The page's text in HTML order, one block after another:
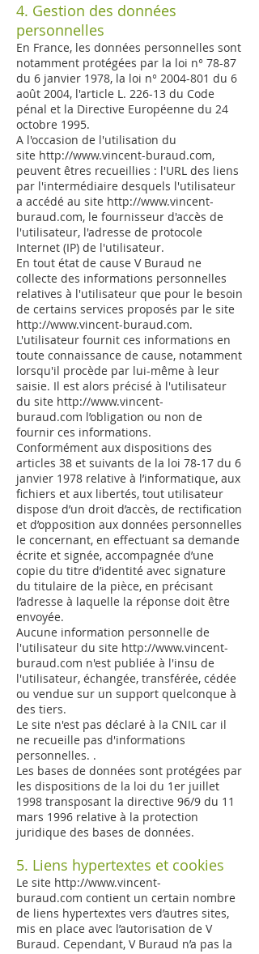
4. Gestion des données
personnelles
En France, les données personnelles sont
notamment protégées par la loi n° 78-87
du 6 janvier 1978, la loi n° 2004-801 du 6
août 2004, l'article L. 226-13 du Code
pénal et la Directive Européenne du 24
octobre 1995.
A l'occasion de l'utilisation du
site http://www.vincent-buraud.com,
peuvent êtres recueillies : l'URL des liens
par l'intermédiaire desquels l'utilisateur
a accédé au site http://www.vincent-
buraud.com, le fournisseur d'accès de
l'utilisateur, l'adresse de protocole
Internet (IP) de l'utilisateur.
En tout état de cause V Buraud ne
collecte des informations personnelles
relatives à l'utilisateur que pour le besoin
de certains services proposés par le site
http://www.vincent-buraud.com.
L'utilisateur fournit ces informations en
toute connaissance de cause, notamment
lorsqu'il procède par lui-même à leur
saisie. Il est alors précisé à l'utilisateur
du site http://www.vincent-
buraud.com l’obligation ou non de
fournir ces informations.
Conformément aux dispositions des
articles 38 et suivants de la loi 78-17 du 6
janvier 1978 relative à l’informatique, aux
fichiers et aux libertés, tout utilisateur
dispose d’un droit d’accès, de rectification
et d’opposition aux données personnelles
le concernant, en effectuant sa demande
écrite et signée, accompagnée d’une
copie du titre d’identité avec signature
du titulaire de la pièce, en précisant
l’adresse à laquelle la réponse doit être
envoyée.
Aucune information personnelle de
l'utilisateur du site http://www.vincent-
buraud.com n'est publiée à l'insu de
l'utilisateur, échangée, transférée, cédée
ou vendue sur un support quelconque à
des tiers.
Le site n'est pas déclaré à la CNIL car il
ne recueille pas d'informations
personnelles. .
Les bases de données sont protégées par
les dispositions de la loi du 1er juillet
1998 transposant la directive 96/9 du 11
mars 1996 relative à la protection
juridique des bases de données.
5. Liens hypertextes et cookies
Le site http://www.vincent-
buraud.com contient un certain nombre
de liens hypertextes vers d’autres sites,
mis en place avec l’autorisation de V
Buraud. Cependant, V Buraud n’a pas la